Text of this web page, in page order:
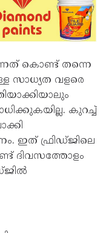
കൊണ്ട് തന്നെ
സാധ്യത വളരെ
കുറച്ച്
ഇത് ഫ്രിഡ്ജിലെ
ദിവസത്തോളം